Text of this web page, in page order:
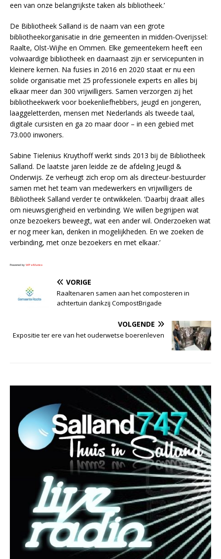
een van onze belangrijkste taken als bibliotheek.’
De Bibliotheek Salland is de naam van een grote
bibliotheekorganisatie in drie gemeenten in midden-Overijssel:
Raalte, Olst-Wijhe en Ommen. Elke gemeentekern heeft een
volwaardige bibliotheek en daarnaast zijn er servicepunten in
kleinere kernen. Na fusies in 2016 en 2020 staat er nu een
solide organisatie met 25 professionele experts en alles bij
elkaar meer dan 300 vrijwilligers. Samen verzorgen zij het
bibliotheekwerk voor boekenliefhebbers, jeugd en jongeren,
laaggeletterden, mensen met Nederlands als tweede taal,
digitale cursisten en ga zo maar door – in een gebied met
73.000 inwoners.
Sabine Tielenius Kruythoff werkt sinds 2013 bij de Bibliotheek
Salland. De laatste jaren leidde ze de afdeling Jeugd &
Onderwijs. Ze verheugt zich erop om als directeur-bestuurder
samen met het team van medewerkers en vrijwilligers de
Bibliotheek Salland verder te ontwikkelen. ‘Daarbij draait alles
om nieuwsgierigheid en verbinding. We willen begrijpen wat
onze bezoekers beweegt, wat een ander wil. Onderzoeken wat
er nog meer kan, denken in mogelijkheden. En we zoeken de
verbinding, met onze bezoekers en met elkaar.’
Powered by WPeMatico
VORIGE
Raaltenaren samen aan het composteren in
achtertuin dankzij CompostBrigade
VOLGENDE
Expositie ter ere van het ouderwetse boerenleven